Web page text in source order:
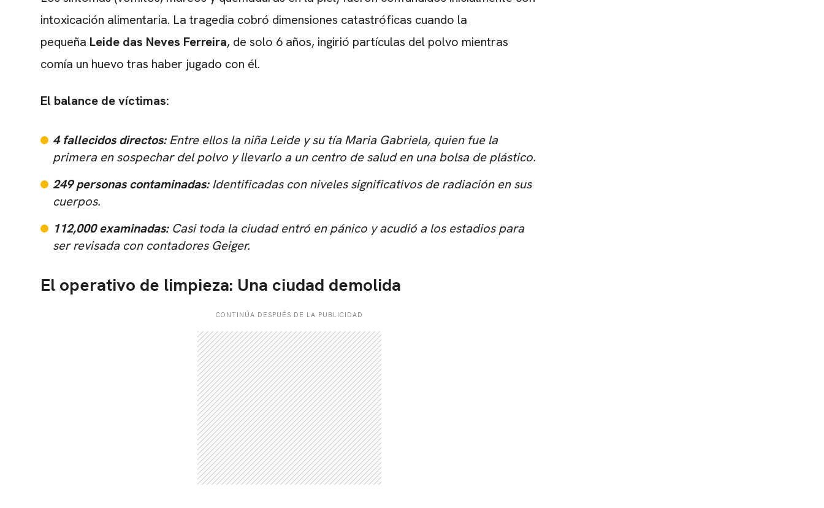
intoxicación alimentaria. La tragedia cobró dimensiones catastróficas cuando la
pequeña Leide das Neves Ferreira, de solo 6 años, ingirió partículas del polvo mientras
comía un huevo tras haber jugado con él.
El balance de víctimas:
4 fallecidos directos:Entre ellos la niña Leide y su tía Maria Gabriela, quien fue la
primera en sospechar del polvo y llevarlo a un centro de salud en una bolsa de plástico.
249 personas contaminadas:Identificadas con niveles significativos de radiación en sus
cuerpos.
112,000 examinadas:Casi toda la ciudad entró en pánico y acudió a los estadios para
ser revisada con contadores Geiger.
El operativo de limpieza: Una ciudad demolida
CONTINÚA DESPUÉS DE LA PUBLICIDAD